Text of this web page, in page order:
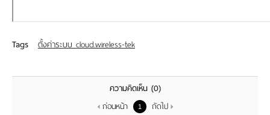
Tags ตั้งค่าระบบ cloud.wireless-tek
ความคิดเห็น (0)
ก่อนหน้า
1 ถัดไป